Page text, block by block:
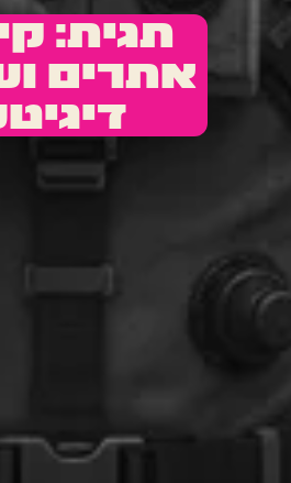
תגית:
אתרים